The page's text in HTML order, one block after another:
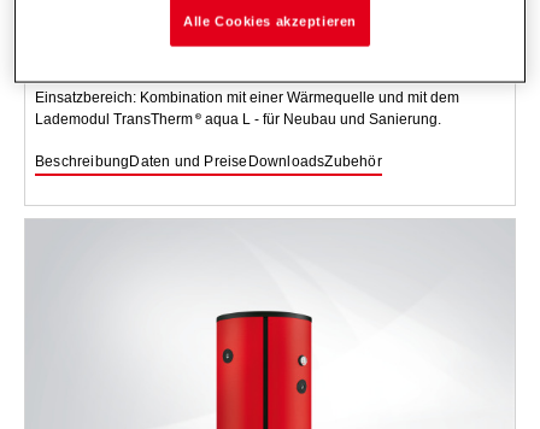
Ladespeicher aus Stahl, innen emailliert, mit Korrosionsschutz und mit
Einsatzbereich: Kombination mit einer Wärmequelle und mit dem
Lademodul TransTherm
aqua L - für Neubau und Sanierung.
Beschreibung Daten und Preise DownloadsZubehör
Alle Cookies akzeptieren